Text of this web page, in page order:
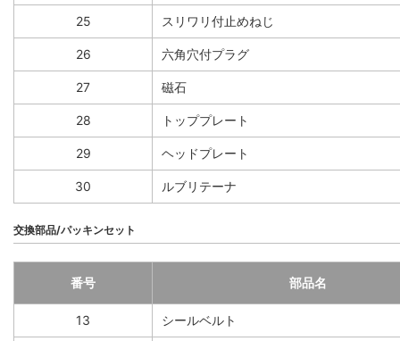
25 スリワリ付止めねじ
26 六角穴付プラグ
27 磁石
28 トッププレート
29 ヘッドプレート
30 ルブリテーナ
交換部品/パッキンセット
番号 部品名
13 シールベルト